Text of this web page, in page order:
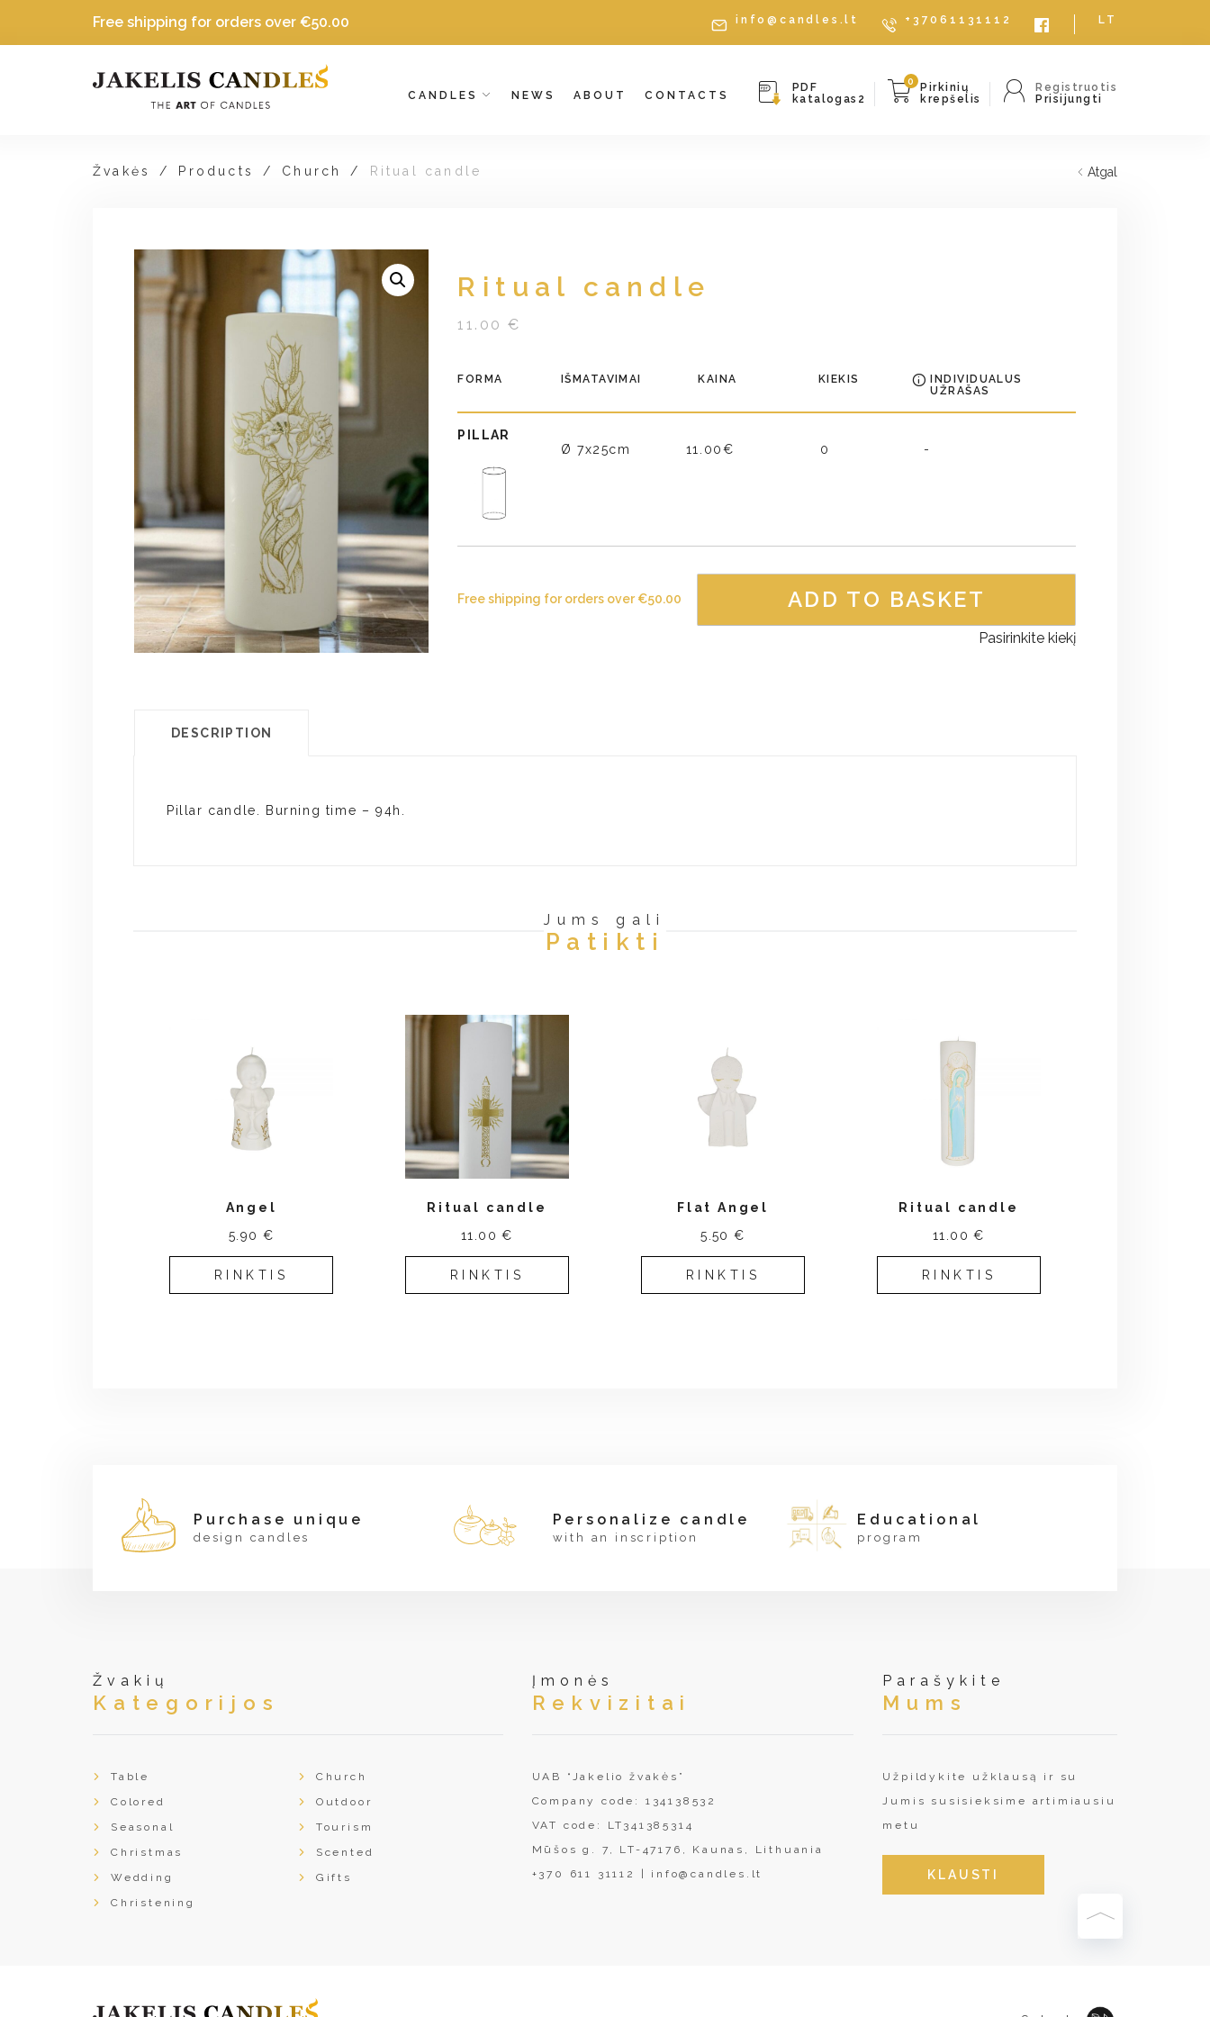
Free shipping for orders over €50.00 info@candles.lt +37061131112 LT
PDF
katalogas2
0
Pirkinių
krepšelis
Registruotis
Prisijungti
CANDLES NEWS ABOUT CONTACTS
Žvakės / Products / Church / Ritual candle Atgal
Ritual candle
11.00 €
FORMA IŠMATAVIMAI KAINA KIEKIS
INDIVIDUALUS
UŽRAŠAS
PILLAR
Ø 7x25cm
11.00€ 0 -
ADD TO BASKET
Free shipping for orders over€50.00
Pasirinkite kiekį
DESCRIPTION
Pillar candle. Burning time – 94h.
Jums gali
Patikti
Angel
5.90 €
RINKTIS
Ritual candle
11.00 €
RINKTIS
Flat Angel
5.50 €
RINKTIS
Ritual candle
11.00 €
RINKTIS
Purchase unique
design candles
Personalize candle
with an inscription
Educational
program
Žvakių
Kategorijos
Table
Colored
Seasonal
Christmas
Wedding
Christening
Church
Outdoor
Tourism
Scented
Gifts
Įmonės
Rekvizitai
UAB “Jakelio žvakės”
Company code: 134138532
VAT code: LT341385314
Mūšos g. 7, LT-47176, Kaunas, Lithuania
+370 611 31112
| info@candles.lt
Parašykite
Mums
Užpildykite užklausą ir su
Jumis susisieksime artimiausiu
metu
KLAUSTI